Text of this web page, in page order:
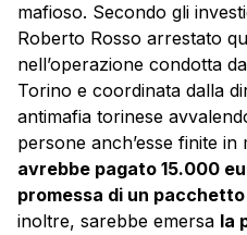
mafioso. Secondo gli
Roberto Rosso arrestato
nell’operazione condotta
Torino e coordinata dalla
antimafia torinese
persone anch’esse finite
avrebbe pagato 15.000
promessa di un
inoltre, sarebbe emersa la